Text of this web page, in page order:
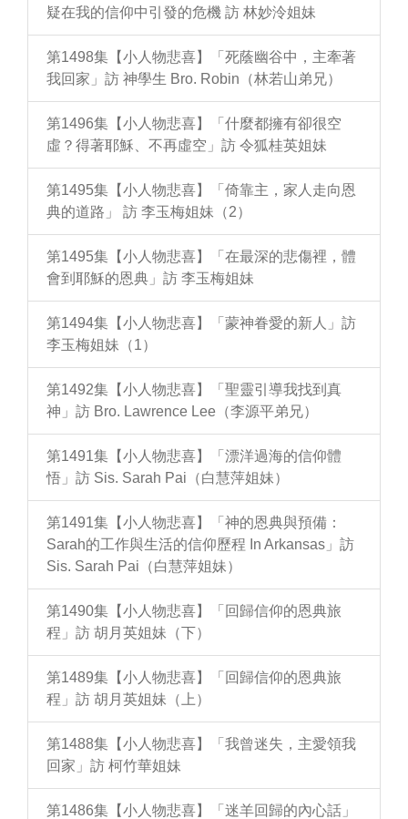
疑在我的信仰中引發的危機 訪 林妙泠姐妹
第1498集【小人物悲喜】「死蔭幽谷中，主牽著
我回家」訪 神學生 Bro. Robin（林若山弟兄）
第1496集【小人物悲喜】「什麼都擁有卻很空
虛？得著耶穌、不再虛空」訪 令狐桂英姐妹
第1495集【小人物悲喜】「倚靠主，家人走向恩
典的道路」 訪 李玉梅姐妹（2）
第1495集【小人物悲喜】「在最深的悲傷裡，體
會到耶穌的恩典」訪 李玉梅姐妹
第1494集【小人物悲喜】「蒙神眷愛的新人」訪
李玉梅姐妹（1）
第1492集【小人物悲喜】「聖靈引導我找到真
神」訪 Bro. Lawrence Lee（李源平弟兄）
第1491集【小人物悲喜】「漂洋過海的信仰體
悟」訪 Sis. Sarah Pai（白慧萍姐妹）
第1491集【小人物悲喜】「神的恩典與預備：
Sarah的工作與生活的信仰歷程 In Arkansas」訪
Sis. Sarah Pai（白慧萍姐妹）
第1490集【小人物悲喜】「回歸信仰的恩典旅
程」訪 胡月英姐妹（下）
第1489集【小人物悲喜】「回歸信仰的恩典旅
程」訪 胡月英姐妹（上）
第1488集【小人物悲喜】「我曾迷失，主愛領我
回家」訪 柯竹華姐妹
第1486集【小人物悲喜】「迷羊回歸的內心話」